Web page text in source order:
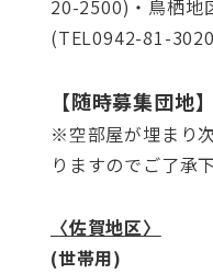
20-2500)・鳥栖地
(TEL0942-81-
【随時募集団地】
※空部屋が埋まり
りますのでご了承
〈佐賀地区〉
(世帯用)